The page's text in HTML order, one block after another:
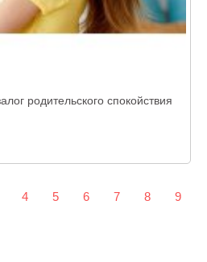
родительского спокойствия
4 5 6 7 8 9